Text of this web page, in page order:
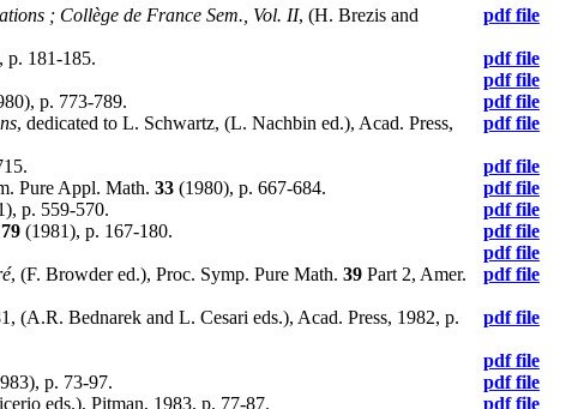
; Collège de France Sem., Vol. II, (H. Brezis and
pdf file
p. 181-185.
pdf file
pdf file
p. 773-789.
pdf file
, dedicated to L. Schwartz, (L. Nachbin ed.), Acad. Press,
pdf file
pdf file
Pure Appl. Math. 33 (1980), p. 667-684.
pdf file
p. 559-570.
pdf file
79 (1981), p. 167-180.
pdf file
pdf file
, (F. Browder ed.), Proc. Symp. Pure Math. 39 Part 2, Amer.
pdf file
(A.R. Bednarek and L. Cesari eds.), Acad. Press, 1982, p.
pdf file
pdf file
p. 73-97.
pdf file
eds.), Pitman, 1983, p. 77-87.
pdf file